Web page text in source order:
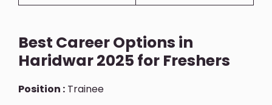
Best Career Options in
Haridwar 2025 for Freshers
Position : Trainee